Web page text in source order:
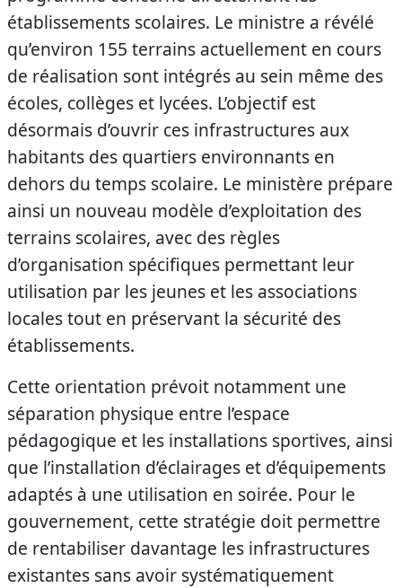
établissements scolaires. Le ministre a révélé
qu’environ 155 terrains actuellement en cours
de réalisation sont intégrés au sein même des
écoles, collèges et lycées. L’objectif est
désormais d’ouvrir ces infrastructures aux
habitants des quartiers environnants en
dehors du temps scolaire. Le ministère prépare
ainsi un nouveau modèle d’exploitation des
terrains scolaires, avec des règles
d’organisation spécifiques permettant leur
utilisation par les jeunes et les associations
locales tout en préservant la sécurité des
établissements.
Cette orientation prévoit notamment une
séparation physique entre l’espace
pédagogique et les installations sportives, ainsi
que l’installation d’éclairages et d’équipements
adaptés à une utilisation en soirée. Pour le
gouvernement, cette stratégie doit permettre
de rentabiliser davantage les infrastructures
existantes sans avoir systématiquement